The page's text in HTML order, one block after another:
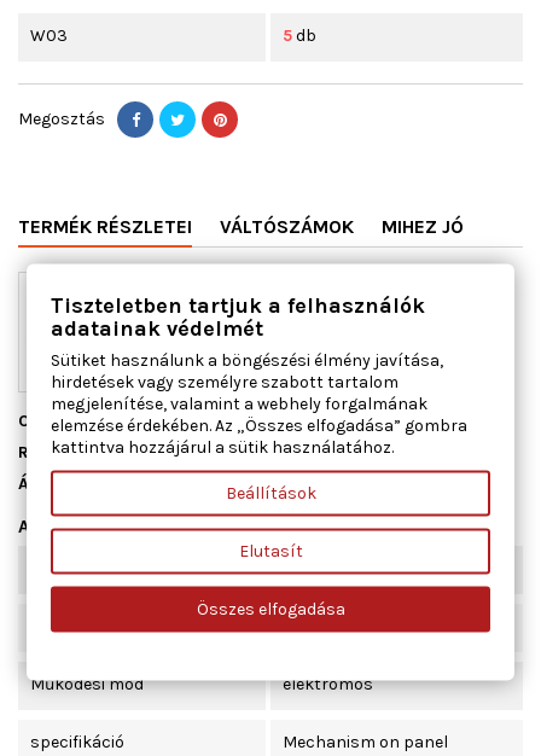
W03 5db
Megosztás
TERMÉK RÉSZLETEI VÁLTÓSZÁMOK MIHEZ JÓ
Cikkszám 01.5116
Raktáron5 db
Állapot
Adatlap
Beépítési oldal jobb első
Ajtók száma
Működési mód elektromos
specifikáció Mechanism on panel
Tiszteletben tartjuk a felhasználók
adatainak védelmét
Sütiket használunk a böngészési élmény javítása,
hirdetések vagy személyre szabott tartalom
megjelenítése, valamint a webhely forgalmának
elemzése érdekében. Az „Összes elfogadása” gombra
kattintva hozzájárul a sütik használatához.
Beállítások
Elutasít
Összes elfogadása